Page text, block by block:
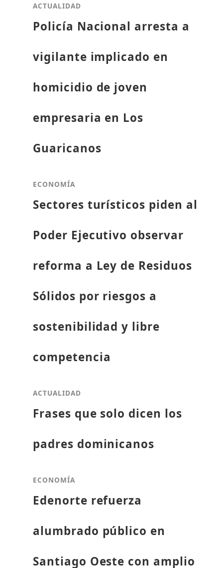
ACTUALIDAD
Policía Nacional arresta a
vigilante implicado en
homicidio de joven
empresaria en Los
Guaricanos
ECONOMÍA
Sectores turísticos piden al
Poder Ejecutivo observar
reforma a Ley de Residuos
Sólidos por riesgos a
sostenibilidad y libre
competencia
ACTUALIDAD
Frases que solo dicen los
padres dominicanos
ECONOMÍA
Edenorte refuerza
alumbrado público en
Santiago Oeste con amplio